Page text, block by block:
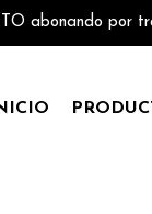
abonando por